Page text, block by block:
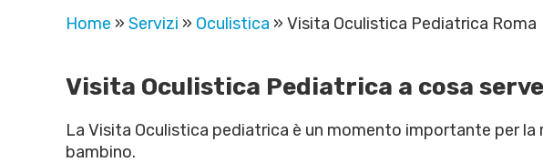
Home » Servizi » Oculistica » Visita Oculistica Pediatrica Roma
Visita Oculistica Pediatrica a cosa serve
La Visita Oculistica pediatrica è un momento importante per
bambino.